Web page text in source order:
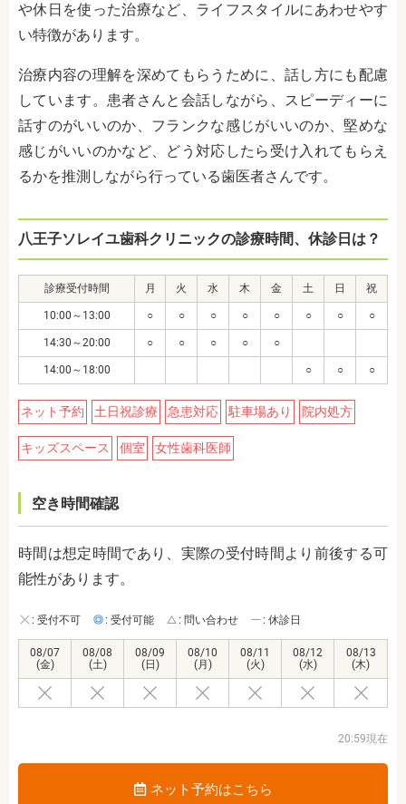
や休日を使った治療など、ライフスタイルにあわせやす
い特徴があります。
治療内容の理解を深めてもらうために、話し方にも配慮
しています。患者さんと会話しながら、スピーディーに
話すのがいいのか、フランクな感じがいいのか、堅めな
感じがいいのかなど、どう対応したら受け入れてもらえ
るかを推測しながら行っている歯医者さんです。
八王子ソレイユ歯科クリニックの診療時間、休診日は？
診療受付時間 月 火 水 木 金 土 日 祝
10:00～13:00 ○ ○ ○ ○ ○ ○ ○ ○
14:30～20:00 ○ ○ ○ ○ ○
14:00～18:00 ○ ○ ○
ネット予約 土日祝診療 急患対応 駐車場あり 院内処方
キッズスペース 個室 女性歯科医師
空き時間確認
時間は想定時間であり、実際の受付時間より前後する可
能性があります。
: 受付不可 : 受付可能 : 問い合わせ : 休診日
08/07
(金)
08/08
(土)
08/09
(日)
08/10
(月)
08/11
(火)
08/12
(水)
08/13
(木)
20:59現在
ネット予約はこちら